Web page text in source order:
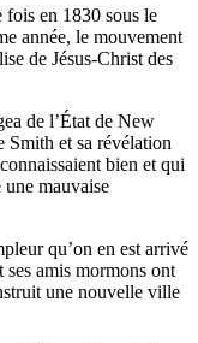
fois en 1830 sous le
année, le mouvement
de Jésus-Christ des
de l’État de New
et sa révélation
bien et qui
mauvaise
qu’on en est arrivé
amis mormons ont
une nouvelle ville